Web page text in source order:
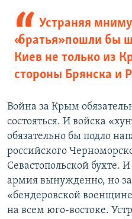
Устраняя
«братья» пошли бы
Киев не только из
стороны Брянска и
Война за Крым
состояться. И войска
обязательно бы подло
российского
Севастопольской бухте.
армия вынужденно, но
«бендеровской
на всем юго-востоке.